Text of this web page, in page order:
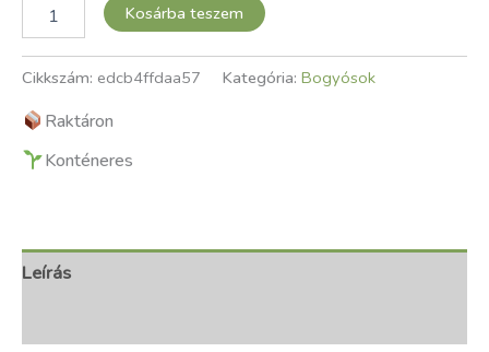
Kosárba teszem
Cikkszám: edcb4ffdaa57 Kategória: Bogyósok
Raktáron
Konténeres
Leírás